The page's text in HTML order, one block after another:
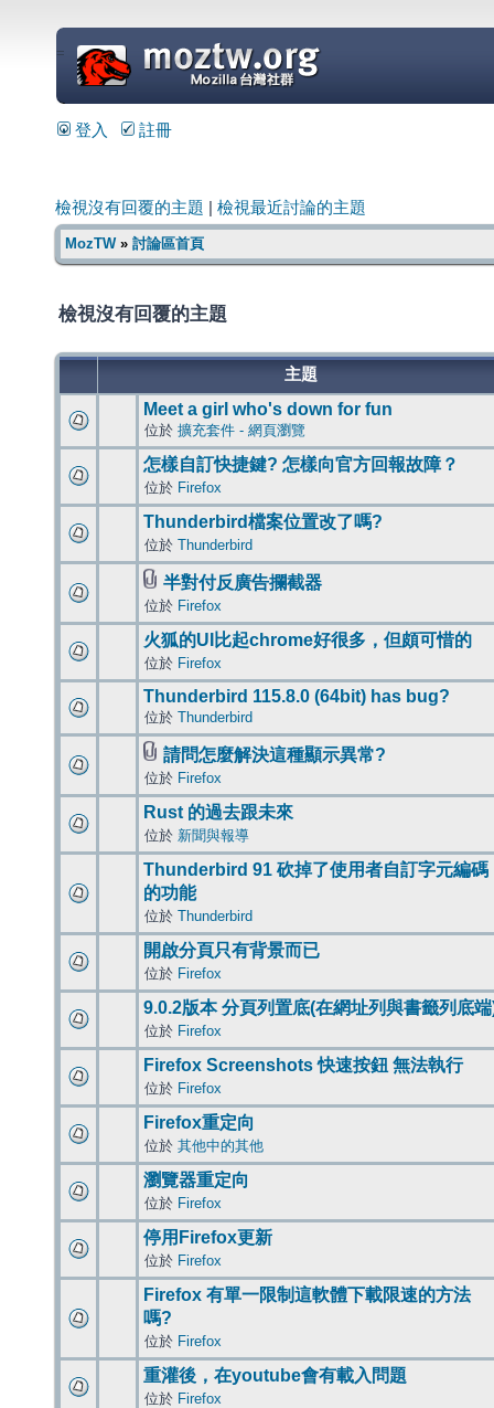
=
登入 註冊
檢視沒有回覆的主題 檢視最近討論的主題
MozTW» 討論區首頁
檢視沒有回覆的主題
主題
Meet a girl who's down for fun
位於 擴充套件 - 網頁瀏覽
怎樣自訂快捷鍵? 怎樣向官方回報故障？
位於 Firefox
Thunderbird檔案位置改了嗎?
位於 Thunderbird
半對付反廣告攔截器
位於 Firefox
火狐的UI比起chrome好很多，但頗可惜的
位於 Firefox
Thunderbird 115.8.0 (64bit) has bug?
位於 Thunderbird
請問怎麼解決這種顯示異常?
位於 Firefox
Rust 的過去跟未來
位於 新聞與報導
Thunderbird 91 砍掉了使用者自訂字元編碼
的功能
位於 Thunderbird
開啟分頁只有背景而已
位於 Firefox
9.0.2版本 分頁列置底(在網址列與書籤列底
位於 Firefox
Firefox Screenshots 快速按鈕 無法執行
位於 Firefox
Firefox重定向
位於 其他中的其他
瀏覽器重定向
位於 Firefox
停用Firefox更新
位於 Firefox
Firefox 有單一限制這軟體下載限速的方法
嗎?
位於 Firefox
重灌後，在youtube會有載入問題
位於 Firefox